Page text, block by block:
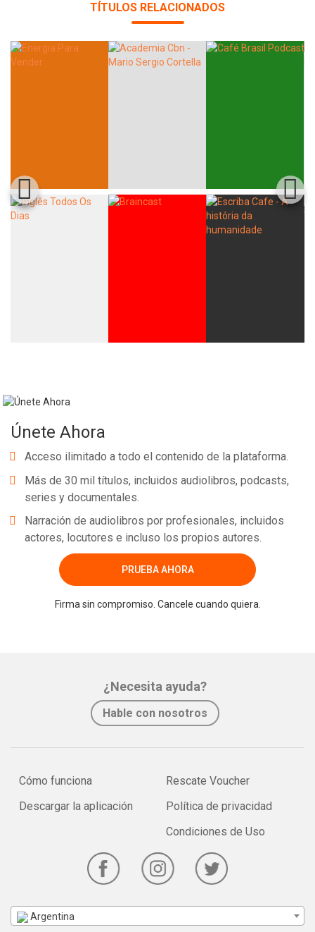
TÍTULOS RELACIONADOS
Únete Ahora
Acceso ilimitado a todo el contenido de la plataforma.
Más de 30 mil títulos, incluidos audiolibros, podcasts,
series y documentales.
Narración de audiolibros por profesionales, incluidos
actores, locutores e incluso los propios autores.
PRUEBA AHORA
Firma sin compromiso. Cancele cuando quiera.
¿Necesita ayuda?
Hable con nosotros
Cómo funciona
Descargar la aplicación
Rescate Voucher
Política de privacidad
Condiciones de Uso
Argentina